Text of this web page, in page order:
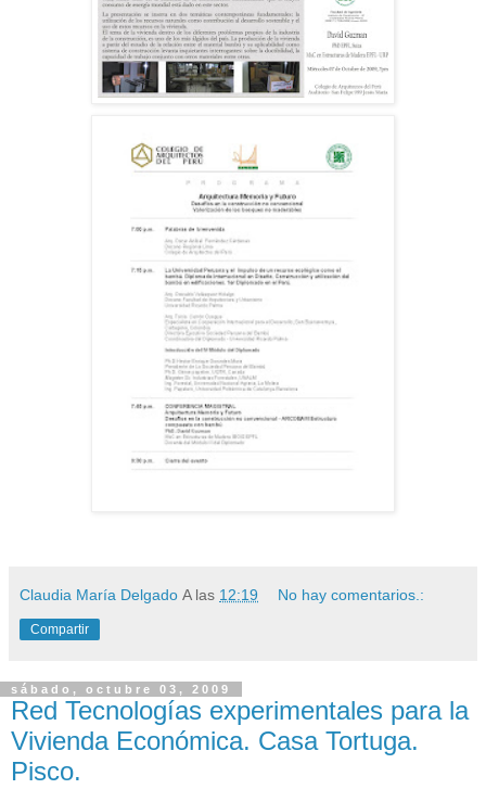
Claudia María Delgado A las 12:19 No hay comentarios.:
Compartir
sábado, octubre 03, 2009
Red Tecnologías experimentales para la
Vivienda Económica. Casa Tortuga.
Pisco.